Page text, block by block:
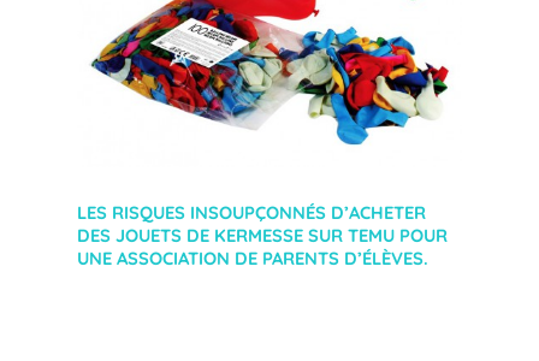
LES RISQUES INSOUPÇONNÉS D’ACHETER
DES JOUETS DE KERMESSE SUR TEMU POUR
UNE ASSOCIATION DE PARENTS D’ÉLÈVES.